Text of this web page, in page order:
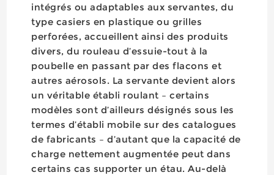
intégrés ou adaptables aux servantes, du
type casiers en plastique ou grilles
perforées, accueillent ainsi des produits
divers, du rouleau d’essuie-tout à la
poubelle en passant par des flacons et
autres aérosols. La servante devient alors
un véritable établi roulant – certains
modèles sont d’ailleurs désignés sous les
termes d’établi mobile sur des catalogues
de fabricants – d’autant que la capacité de
charge nettement augmentée peut dans
certains cas supporter un étau. Au-delà